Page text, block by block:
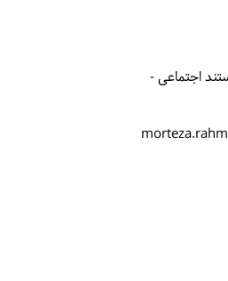
اجتماعی -